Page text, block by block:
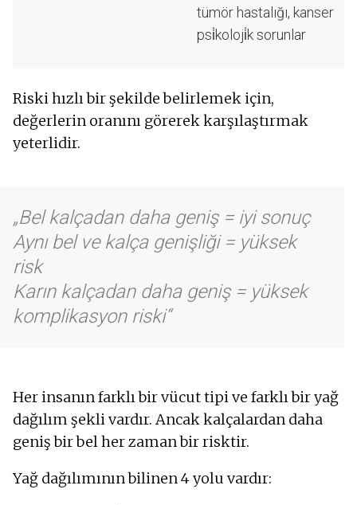
tümör hastalığı, kanser
psi̇koloji̇k sorunlar
Riski hızlı bir şekilde belirlemek için,
değerlerin oranını görerek karşılaştırmak
yeterlidir.
Bel kalçadan daha geniş = iyi sonuç
Aynı bel ve kalça genişliği = yüksek
risk
Karın kalçadan daha geniş = yüksek
komplikasyon riski
Her insanın farklı bir vücut tipi ve farklı bir yağ
dağılım şekli vardır. Ancak kalçalardan daha
geniş bir bel her zaman bir risktir.
Yağ dağılımının bilinen 4 yolu vardır: